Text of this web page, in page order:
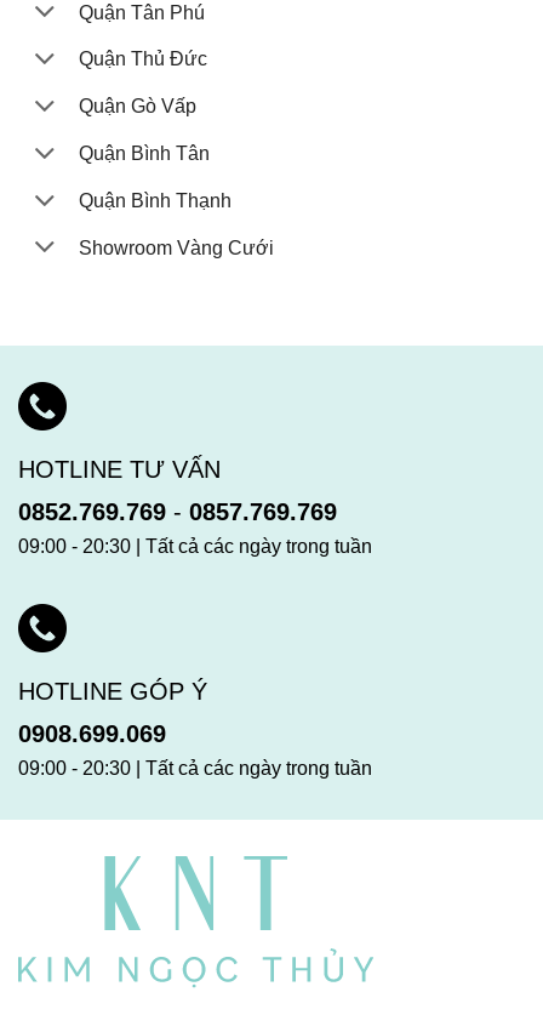
Quận Tân Phú
Quận Thủ Đức
Quận Gò Vấp
Quận Bình Tân
Quận Bình Thạnh
Showroom Vàng Cưới
HOTLINE TƯ VẤN
0852.769.769 - 0857.769.769
09:00 - 20:30 | Tất cả các ngày trong tuần
HOTLINE GÓP Ý
0908.699.069
09:00 - 20:30 | Tất cả các ngày trong tuần